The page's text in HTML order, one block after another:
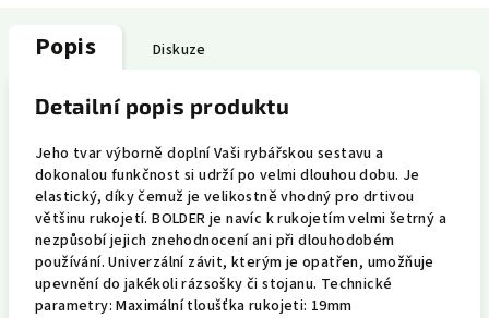
Popis Diskuze
Detailní popis produktu
Jeho tvar výborně doplní Vaši rybářskou sestavu a
dokonalou funkčnost si udrží po velmi dlouhou dobu. Je
elastický, díky čemuž je velikostně vhodný pro drtivou
většinu rukojetí. BOLDER je navíc k rukojetím velmi šetrný a
nezpůsobí jejich znehodnocení ani při dlouhodobém
používání. Univerzální závit, kterým je opatřen, umožňuje
upevnění do jakékoli rázsošky či stojanu. Technické
parametry: Maximální tloušťka rukojeti: 19mm